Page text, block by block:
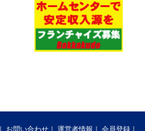
お問い合わせ 運営者情報
会員登録